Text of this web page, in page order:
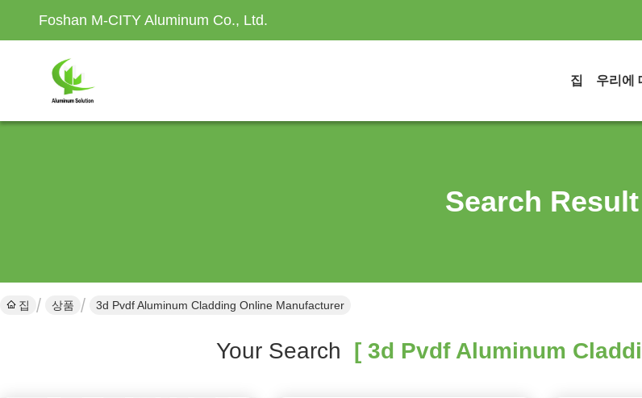
Foshan M-CITY Aluminum Co., Ltd.
집 우리에
Search Result
집 상품 3d Pvdf Aluminum Cladding Online Manufacturer
Your Search [ 3d Pvdf Aluminum